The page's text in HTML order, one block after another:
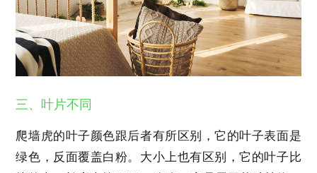
三、叶片不同
爬墙虎的叶子颜色跟后者有所区别，它的叶子表面是
绿色，反面覆盖白粉。大小上也有区别，它的叶子比